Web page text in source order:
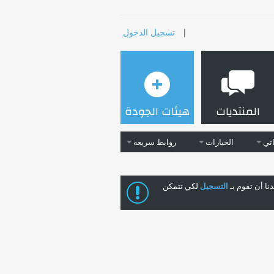
| تسجيل الدخول
المنتديات
الخيارات روابط سريعة
هيئات الجودة
أن تقوم بـالتسجيل لكي تتمكن